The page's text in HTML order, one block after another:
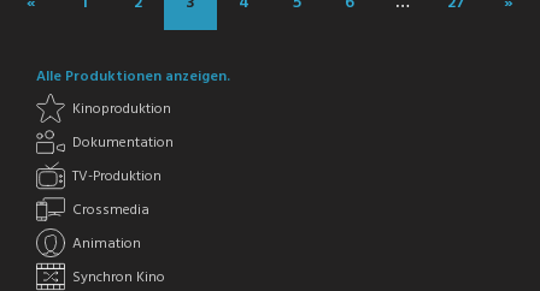
Alle Produktionen anzeigen.
Kinoproduktion
Dokumentation
TV-Produktion
Crossmedia
Animation
Synchron Kino